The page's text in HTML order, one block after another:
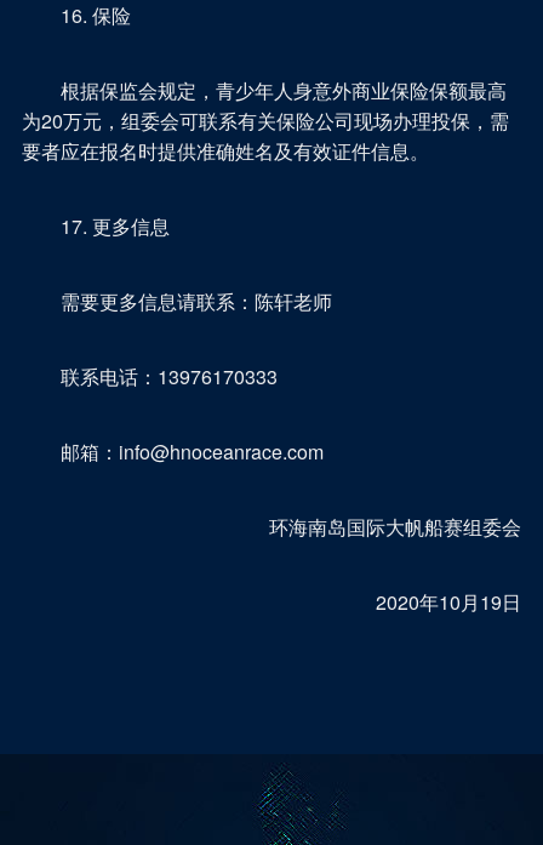
16. 保险
根据保监会规定，青少年人身意外商业保险保额最高
为20万元，组委会可联系有关保险公司现场办理投保，需
要者应在报名时提供准确姓名及有效证件信息。
17. 更多信息
需要更多信息请联系：陈轩老师
联系电话：13976170333
邮箱：info@hnoceanrace.com
环海南岛国际大帆船赛组委会
2020年10月19日